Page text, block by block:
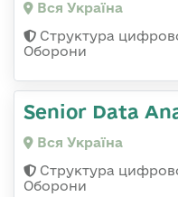
Вся Україна
Структура
Оборони
Senior Data
Вся Україна
Структура
Оборони